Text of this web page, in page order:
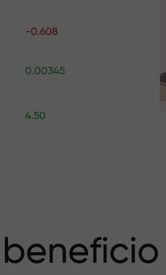
-0.608
0.00345
4.50